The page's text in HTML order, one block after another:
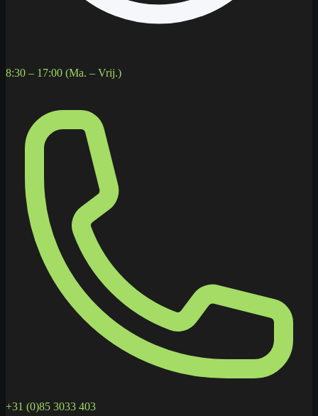
8:30 – 17:00 (Ma. – Vrij.)
+31 (0)85 3033 403